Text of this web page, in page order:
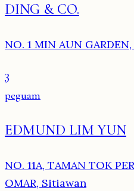
DING & CO.
NO. 1 MIN AUN
3
peguam
EDMUND LIM YUN
NO. 11A, TAMAN TOK
OMAR, Sitiawan